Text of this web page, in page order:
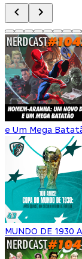
e Um Mega
MUNDO DE 1930